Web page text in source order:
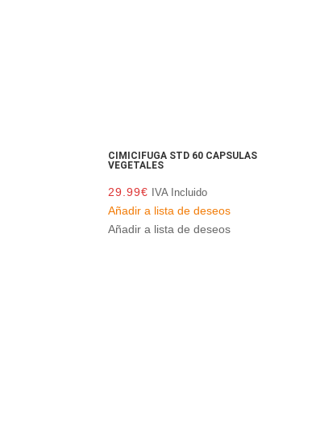
CIMICIFUGA STD 60 CAPSULAS
VEGETALES
29.99€ IVA Incluido
Añadir a lista de deseos
Añadir a lista de deseos